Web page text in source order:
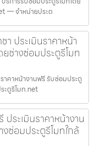
— จำหน่ายประต
า ประเมินราคาหน้า
ช่างซ่อมประตูรีโมท
าคาหน้างานฟรี รับซ่อมประตู
ะตูรีโมท.net
ระเมินราคาหน้างาน
ซ่อมประตูรีโมทใกล้